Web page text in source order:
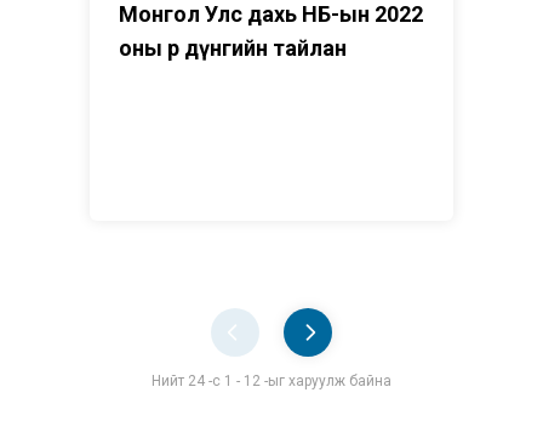
Монгол Улс дахь НҮБ-ын 2022
оны Үр дүнгийн тайлан
Нийт 24 -с 1 - 12 -ыг харуулж байна